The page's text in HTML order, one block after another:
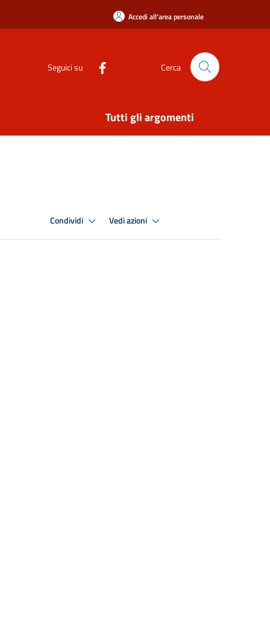
Accedi all'area personale
Seguici su Cerca
Tutti gli argomenti
Condividi Vedi azioni